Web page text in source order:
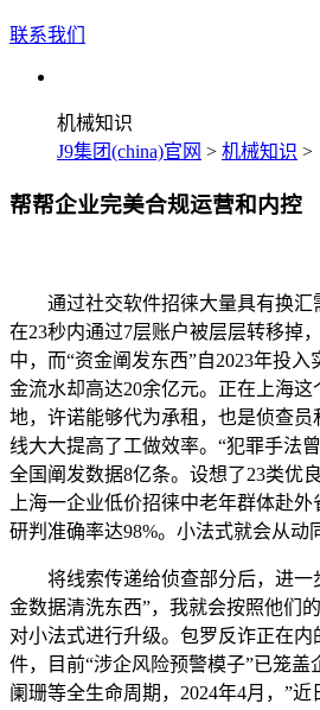
联系我们
机械知识
J9集团(china)官网 > 机械知识 >
帮帮企业完美合规运营和内控
通过社交软件招徕大量具有换汇
在23秒内通过7层账户被层层转移掉
中，而“资金阐发东西”自2023年投
金流水却高达20余亿元。正在上海
地，许诺能够代为承租，也是侦查
线大大提高了工做效率。“犯罪手法
全国阐发数据8亿条。设想了23类优
上海一企业低价招徕中老年群体赴外
研判准确率达98%。小法式就会从动
将线索传递给侦查部分后，进一
金数据清洗东西”，我就会按照他们
对小法式进行升级。包罗反诈正在
件，目前“涉企风险预警模子”已笼盖
阑珊等全生命周期，2024年4月，”近